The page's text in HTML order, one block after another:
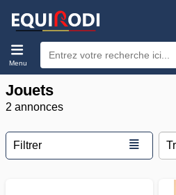
Menu
Jouets
2 annonces
Filtrer ≣